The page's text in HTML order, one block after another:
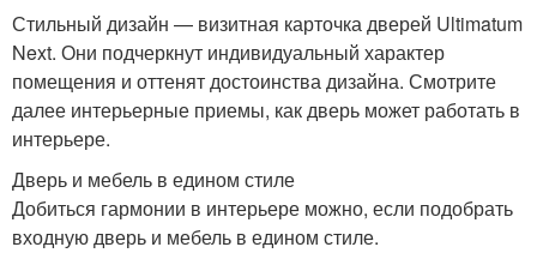
Стильный дизайн — визитная карточка дверей Ultimatum
Next. Они подчеркнут индивидуальный характер
помещения и оттенят достоинства дизайна. Смотрите
далее интерьерные приемы, как дверь может работать в
интерьере.
Дверь и мебель в едином стиле
Добиться гармонии в интерьере можно, если подобрать
входную дверь и мебель в едином стиле.